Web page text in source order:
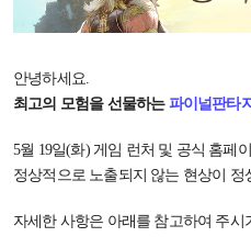
안녕하세요.
최고의 모험을 선물하는 파이널판타
5월 19일(화) 게임 런처 및 공식 홈페
정상적으로 노출되지 않는 현상이 정
자세한 사항은 아래를 참고하여 주시